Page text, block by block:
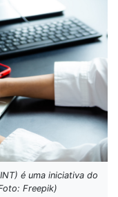
é uma iniciativa do
Freepik)